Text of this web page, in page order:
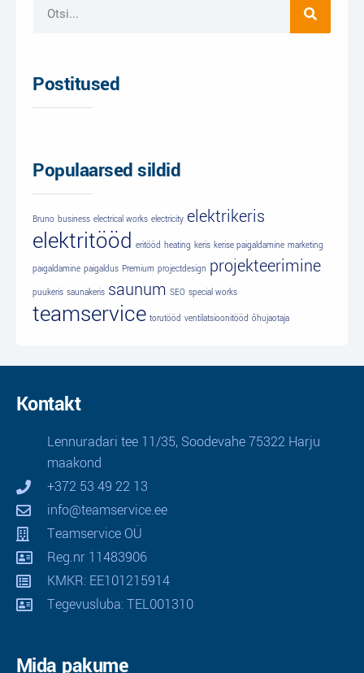
Postitused
Populaarsed sildid
Bruno business electrical works electricity elektrikeris
elektritööd eritööd heating keris kerise paigaldamine marketing
paigaldamine paigaldus Premium projectdesign projekteerimine
puukeris saunakeris saunum SEO special works
teamservice torutööd ventilatsioonitööd õhujaotaja
Kontakt
Lennuradari tee 11/35, Soodevahe 75322 Harju
maakond
+372 53 49 22 13
info@teamservice.ee
Teamservice OÜ
Reg.nr 11483906
KMKR: EE101215914
Tegevusluba: TEL001310
Mida pakume